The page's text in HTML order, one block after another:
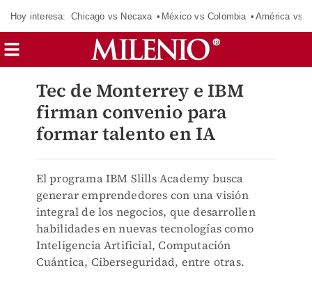
Hoy interesa: Chicago vs Necaxa México vs Colombia América vs
Tec de Monterrey e IBM
firman convenio para
formar talento en IA
El programa IBM Slills Academy busca
generar emprendedores con una visión
integral de los negocios, que desarrollen
habilidades en nuevas tecnologías como
Inteligencia Artificial, Computación
Cuántica, Ciberseguridad, entre otras.